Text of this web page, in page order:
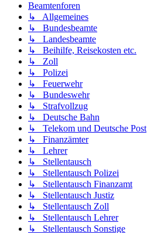
Beamtenforen
↳ Allgemeines
↳ Bundesbeamte
↳ Landesbeamte
↳ Beihilfe, Reisekosten etc.
↳ Zoll
↳ Polizei
↳ Feuerwehr
↳ Bundeswehr
↳ Strafvollzug
↳ Deutsche Bahn
↳ Telekom und Deutsche Post
↳ Finanzämter
↳ Lehrer
↳ Stellentausch
↳ Stellentausch Polizei
↳ Stellentausch Finanzamt
↳ Stellentausch Justiz
↳ Stellentausch Zoll
↳ Stellentausch Lehrer
↳ Stellentausch Sonstige